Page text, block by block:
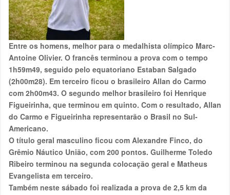
Entre os homens, melhor para o medalhista olímpico Marc-
Antoine Olivier. O francês terminou a prova com o tempo
1h59m49, seguido pelo equatoriano Estaban Salgado
(2h00m28). Em terceiro ficou o brasileiro Allan do Carmo
com 2h00m43. O segundo melhor brasileiro foi Henrique
Figueirinha, que terminou em quinto. Com o resultado, Allan
do Carmo e Figueirinha representarão o Brasil no Sul-
Americano.
O título geral masculino ficou com Alexandre Finco, do
Grêmio Náutico União, com 200 pontos. Guilherme Toledo
Ribeiro terminou na segunda colocação geral e Matheus
Evangelista em terceiro.
Também neste sábado foi realizada a prova de 2,5 km da